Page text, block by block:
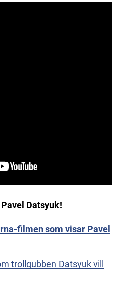
Datsyuk!
filmen som visar Pavel
trollgubben Datsyuk vill